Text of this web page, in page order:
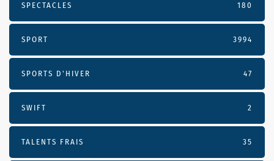
SPECTACLES 180
SPORT 3994
SPORTS D'HIVER 47
SWIFT 2
TALENTS FRAIS 35